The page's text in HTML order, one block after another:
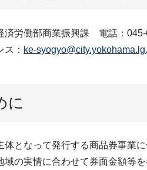
済労働部商業振興課 電話：
ス： ke-
に
体となって発行する商品券事業
域の実情に合わせて券面金額等